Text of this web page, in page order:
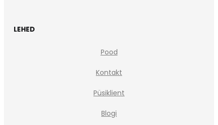
LEHED
Pood
Kontakt
Püsiklient
Blogi